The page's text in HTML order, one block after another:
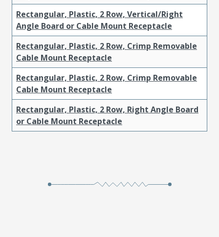
Rectangular, Plastic, 2 Row, Vertical/Right
Angle Board or Cable Mount Receptacle
Rectangular, Plastic, 2 Row, Crimp Removable
Cable Mount Receptacle
Rectangular, Plastic, 2 Row, Crimp Removable
Cable Mount Receptacle
Rectangular, Plastic, 2 Row, Right Angle Board
or Cable Mount Receptacle